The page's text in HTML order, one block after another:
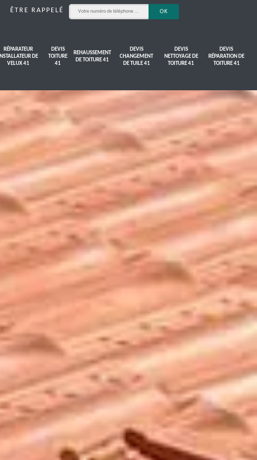
ÊTRE RAPPELÉ
RÉPARATEUR
INSTALLATEUR DE
VELUX 41
DEVIS
TOITURE
41
REHAUSSEMENT
DE TOITURE 41
DEVIS
CHANGEMENT
DE TUILE 41
DEVIS
NETTOYAGE DE
TOITURE 41
DEVIS
RÉPARATION DE
TOITURE 41